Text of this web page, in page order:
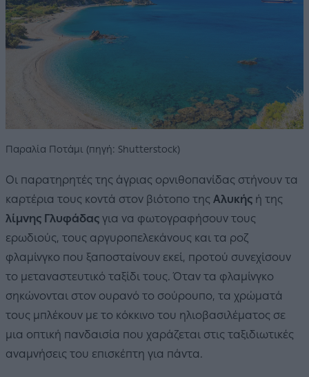
Παραλία Ποτάμι (πηγή: Shutterstock)
Οι παρατηρητές της άγριας ορνιθοπανίδας στήνουν τα
καρτέρια τους κοντά στον βιότοπο της Αλυκής ή της
λίμνης Γλυφάδας για να φωτογραφήσουν τους
ερωδιούς, τους αργυροπελεκάνους και τα ροζ
φλαμίνγκο που ξαποσταίνουν εκεί, προτού συνεχίσουν
το μεταναστευτικό ταξίδι τους. Όταν τα φλαμίνγκο
σηκώνονται στον ουρανό το σούρουπο, τα χρώματά
τους μπλέκουν με το κόκκινο του ηλιοβασιλέματος σε
μια οπτική πανδαισία που χαράζεται στις ταξιδιωτικές
αναμνήσεις του επισκέπτη για πάντα.